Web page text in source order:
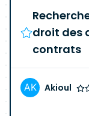
droit des
contrats
Akioul